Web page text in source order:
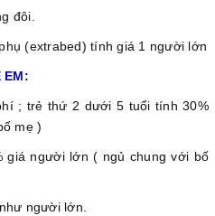
đôi.
(extrabed) tính giá 1 người lớn
EM:
; trẻ thứ 2 dưới 5 tuổi tính 30%
mẹ )
giá người lớn ( ngủ chung với bố
người lớn.